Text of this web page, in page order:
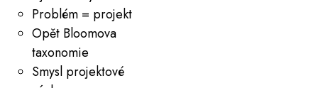
Problém = projekt
Opět Bloomova
taxonomie
Smysl projektové